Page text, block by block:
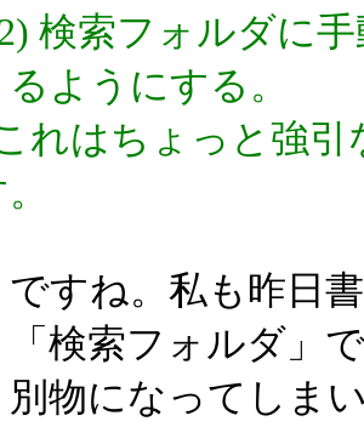
検索フォルダに
ようにする。
はちょっと強引
ですね。私も昨日
「検索フォルダ」
別物になってしま